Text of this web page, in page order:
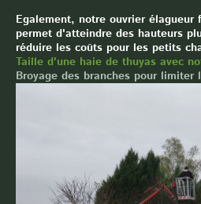
Egalement, notre ouvrier élagueur
permet d'atteindre des hauteurs
réduire les coûts pour les petits
Taille d'une haie de thuyas avec
Broyage des branches pour limiter